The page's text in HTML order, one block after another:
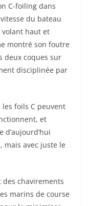
C-foiling dans
du bateau
volant haut et
montré son foutre
deux coques sur
disciplinée par
foils C peuvent
et
mais avec juste le
chavirements
marins de course